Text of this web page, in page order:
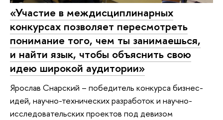
«Участие в междисциплинарных
конкурсах позволяет пересмотреть
понимание того, чем ты занимаешься,
и найти язык, чтобы объяснить свою
идею широкой аудитории»
Ярослав Снарский – победитель конкурса бизнес-
идей, научно-технических разработок и научно-
исследовательских проектов под девизом